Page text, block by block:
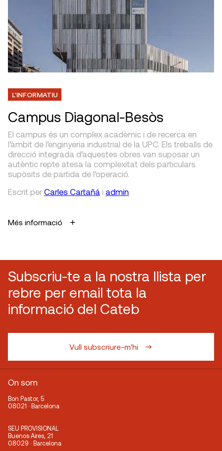
L'INFORMATIU
Campus Diagonal-Besòs
El campus és un complex acadèmic i de recerca en
l’àmbit de l’enginyeria industrial de la UPC. Els treballs de
direcció integrada d’aquestes obres van suposar un
autèntic repte atesa la complexitat dels particulars
supòsits de partida de l’operació.
Escrit per Carles Cartañá i admin
Més informació
Subscriu-te a la nostra llista per
rebre per email tota la
informació del Cateb
Vull subscriure-m'hi
On som
Bon Pastor, 5
08021 · Barcelona
SEU PROVISIONAL
Buenos Aires, 21
08029 · Barcelona